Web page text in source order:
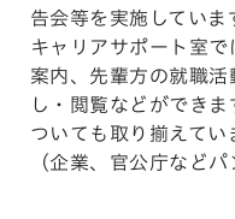
告会等を実施していま
キャリアサポート室
案内、先輩方の就職
し・閲覧などができ
ついても取り揃えてい
（企業、官公庁など